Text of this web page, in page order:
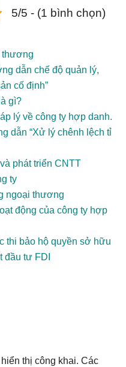
5/5 - (1 bình chọn)
thương
dẫn chế độ quản lý,
cố định”
gì?
lý về công ty hợp danh.
dẫn “Xử lý chênh lệch tỉ
phát triển CNTT
ty
ngoại thương
động của công ty hợp
thi bảo hộ quyền sở hữu
đầu tư FDI
thị công khai. Các